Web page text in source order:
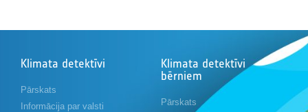
Klimata detektīvi
Pārskats
Informācija par valsti
Klimata detektīvi
bērniem
Pārskats